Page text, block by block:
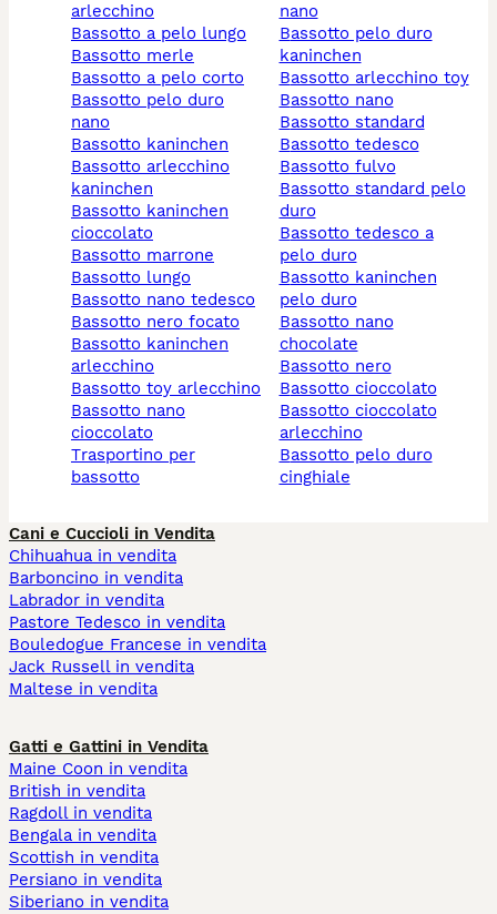
arlecchino
bassotto a pelo lungo
bassotto merle
bassotto a pelo corto
bassotto pelo duro
nano
bassotto kaninchen
bassotto arlecchino
kaninchen
bassotto kaninchen
cioccolato
bassotto marrone
bassotto lungo
bassotto nano tedesco
bassotto nero focato
bassotto kaninchen
arlecchino
bassotto toy arlecchino
bassotto nano
cioccolato
trasportino per
bassotto
nano
bassotto pelo duro
kaninchen
bassotto arlecchino toy
bassotto nano
bassotto standard
bassotto tedesco
bassotto fulvo
bassotto standard pelo
duro
bassotto tedesco a
pelo duro
bassotto kaninchen
pelo duro
bassotto nano
chocolate
bassotto nero
bassotto cioccolato
bassotto cioccolato
arlecchino
bassotto pelo duro
cinghiale
Cani e Cuccioli in Vendita
Chihuahua in vendita
Barboncino in vendita
Labrador in vendita
Pastore Tedesco in vendita
Bouledogue Francese in vendita
Jack Russell in vendita
Maltese in vendita
Gatti e Gattini in Vendita
Maine Coon in vendita
British in vendita
Ragdoll in vendita
Bengala in vendita
Scottish in vendita
Persiano in vendita
Siberiano in vendita